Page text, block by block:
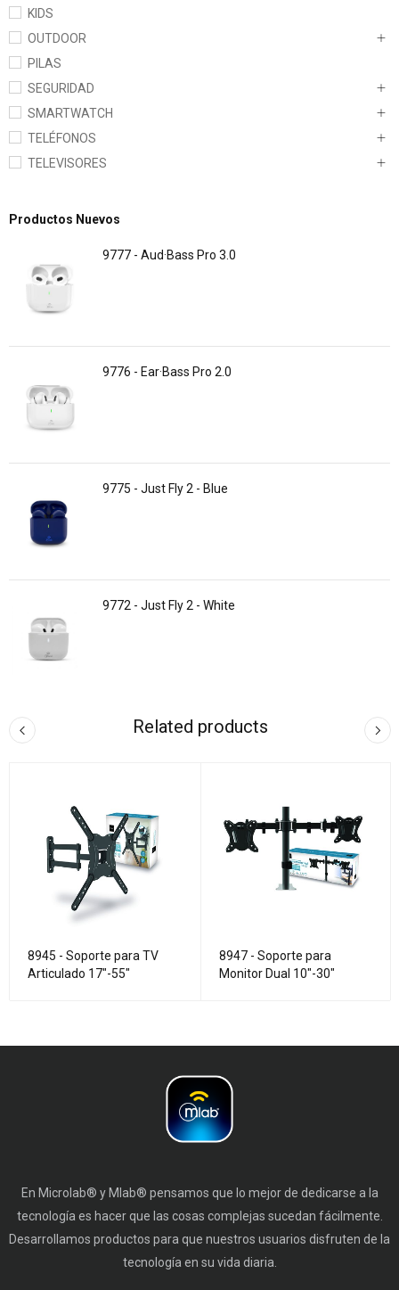
KIDS
OUTDOOR
PILAS
SEGURIDAD
SMARTWATCH
TELÉFONOS
TELEVISORES
Productos Nuevos
9777 - Aud·Bass Pro 3.0
9776 - Ear·Bass Pro 2.0
9775 - Just Fly 2 - Blue
9772 - Just Fly 2 - White
Related products
8945 - Soporte para TV
Articulado 17"-55"
8947 - Soporte para
Monitor Dual 10"-30"
En Microlab® y Mlab® pensamos que lo mejor de dedicarse a la
tecnología es hacer que las cosas complejas sucedan fácilmente.
Desarrollamos productos para que nuestros usuarios disfruten de la
tecnología en su vida diaria.